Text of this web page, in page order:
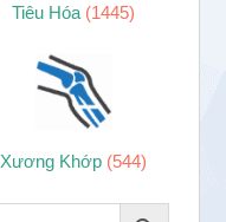
Tiêu Hóa (1445)
Xương Khớp (544)